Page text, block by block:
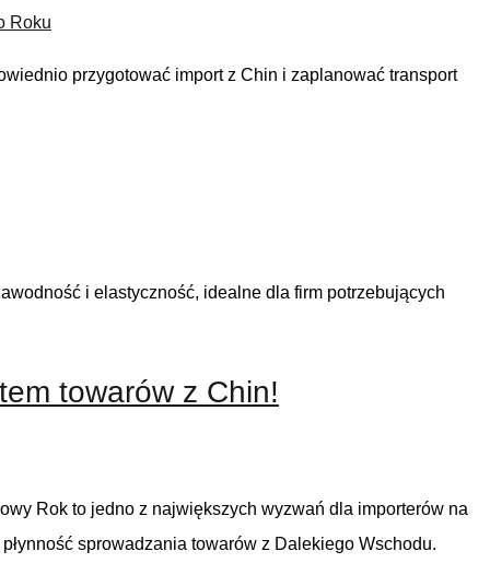
przygotować import z Chin i zaplanować transport
i elastyczność, idealne dla firm potrzebujących
towarów z Chin!
Rok to jedno z największych wyzwań dla importerów na
sprowadzania towarów z Dalekiego Wschodu.